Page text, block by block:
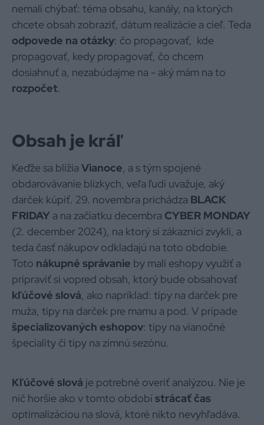
nemali chýbať: téma obsahu, kanály, na ktorých
chcete obsah zobraziť, dátum realizácie a cieľ. Teda
odpovede na otázky: čo propagovať, kde
propagovať, kedy propagovať, čo chcem
dosiahnuť a, nezabúdajme na - aký mám na to
rozpočet.
Obsah je kráľ
Keďže sa blížia Vianoce, a s tým spojené
obdarovávanie blízkych, veľa ľudí uvažuje, aký
darček kúpiť. 29. novembra prichádza BLACK
FRIDAY a na začiatku decembra CYBER MONDAY
(2. december 2024), na ktorý si zákazníci zvykli, a
teda časť nákupov odkladajú na toto obdobie.
Toto nákupné správanie by mali eshopy využiť a
pripraviť si vopred obsah, ktorý bude obsahovať
kľúčové slová, ako napríklad: tipy na darček pre
muža, tipy na darček pre mamu a pod. V prípade
špecializovaných eshopov: tipy na vianočné
špeciality či tipy na zimnú sezónu.
Kľúčové slová je potrebné overiť analýzou. Nie je
nič horšie ako v tomto obdobístrácať čas
optimalizáciou na slová, ktoré nikto nevyhľadáva.